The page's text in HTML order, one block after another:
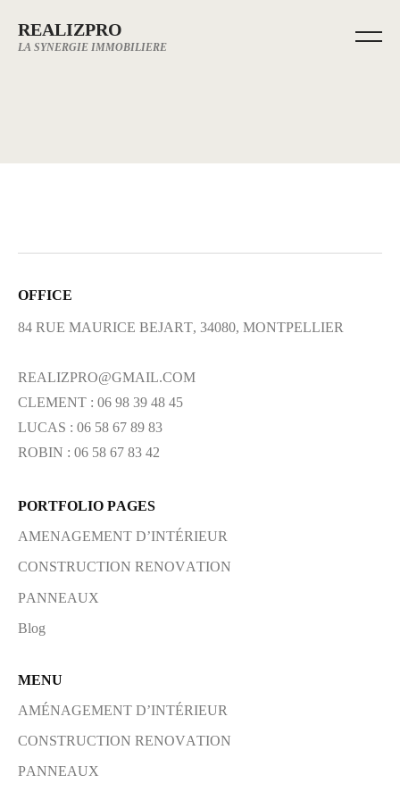
REALIZPRO
LA SYNERGIE IMMOBILIERE
OFFICE
84 RUE MAURICE BEJART, 34080, MONTPELLIER
REALIZPRO@GMAIL.COM
CLEMENT : 06 98 39 48 45
LUCAS : 06 58 67 89 83
ROBIN : 06 58 67 83 42
PORTFOLIO PAGES
AMENAGEMENT D’INTÉRIEUR
CONSTRUCTION RENOVATION
PANNEAUX
Blog
MENU
AMÉNAGEMENT D’INTÉRIEUR
CONSTRUCTION RENOVATION
PANNEAUX